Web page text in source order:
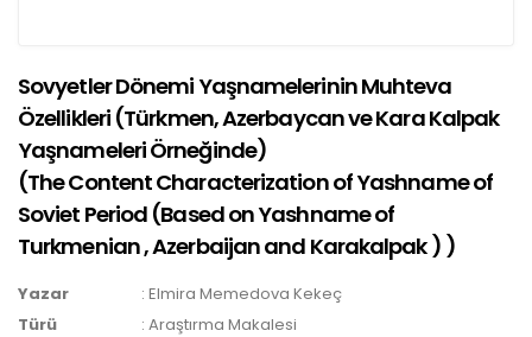
iletilmektedir.
APC bilgi mesajı
ulaşmadan ödeme yapan
yazarlara geri iade
yapılmamaktadır.
Sovyetler Dönemi Yaşnamelerinin Muhteva
Özellikleri (Türkmen, Azerbaycan ve Kara Kalpak
Yaşnameleri Örneğinde)
(The Content Characterization of Yashname of
Soviet Period (Based on Yashname of
Turkmenian , Azerbaijan and Karakalpak ) )
Yazar : Elmira Memedova Kekeç
Türü
: Araştırma Makalesi